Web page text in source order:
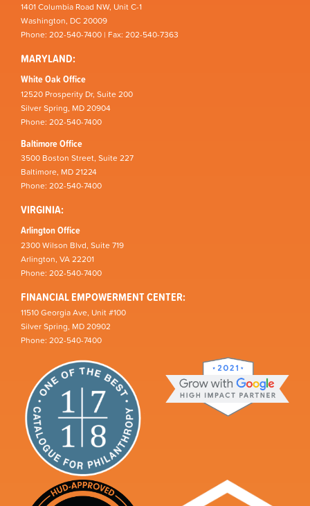
1401 Columbia Road NW, Unit C-1
Washington, DC 20009
Phone: 202-540-7400 | Fax: 202-540-7363
MARYLAND:
White Oak Office
12520 Prosperity Dr, Suite 200
Silver Spring, MD 20904
Phone: 202-540-7400
Baltimore Office
3500 Boston Street, Suite 227
Baltimore, MD 21224
Phone: 202-540-7400
VIRGINIA:
Arlington Office
2300 Wilson Blvd, Suite 719
Arlington, VA 22201
Phone: 202-540-7400
FINANCIAL EMPOWERMENT CENTER:
11510 Georgia Ave, Unit #100
Silver Spring, MD 20902
Phone: 202-540-7400